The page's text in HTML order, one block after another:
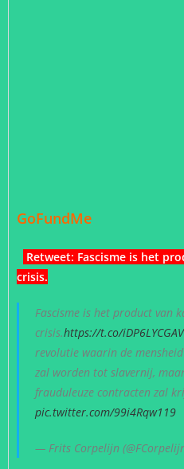
GoFundMe
Retweet: Fascisme is het
crisis.
Fascisme is het product van
crisis.https://t.co/iDP6LYCGAV
revolutie waarin de
zal worden tot slavernij,
frauduleuze contracten zal
pic.twitter.com/99i4Rqw119
— Frits Corpelijn